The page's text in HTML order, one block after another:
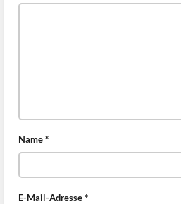
Name*
E-Mail-Adresse*